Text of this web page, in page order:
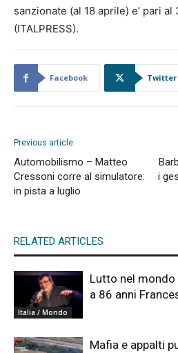
sanzionate (al 18 aprile) e’ pari al
(ITALPRESS).
Facebook Twitter
Previous article
Automobilismo – Matteo
Cressoni corre al simulatore:
in pista a luglio
i
RELATED ARTICLES
Italia / Mondo
Lutto nel
a 86 anni
Mafia e appalti